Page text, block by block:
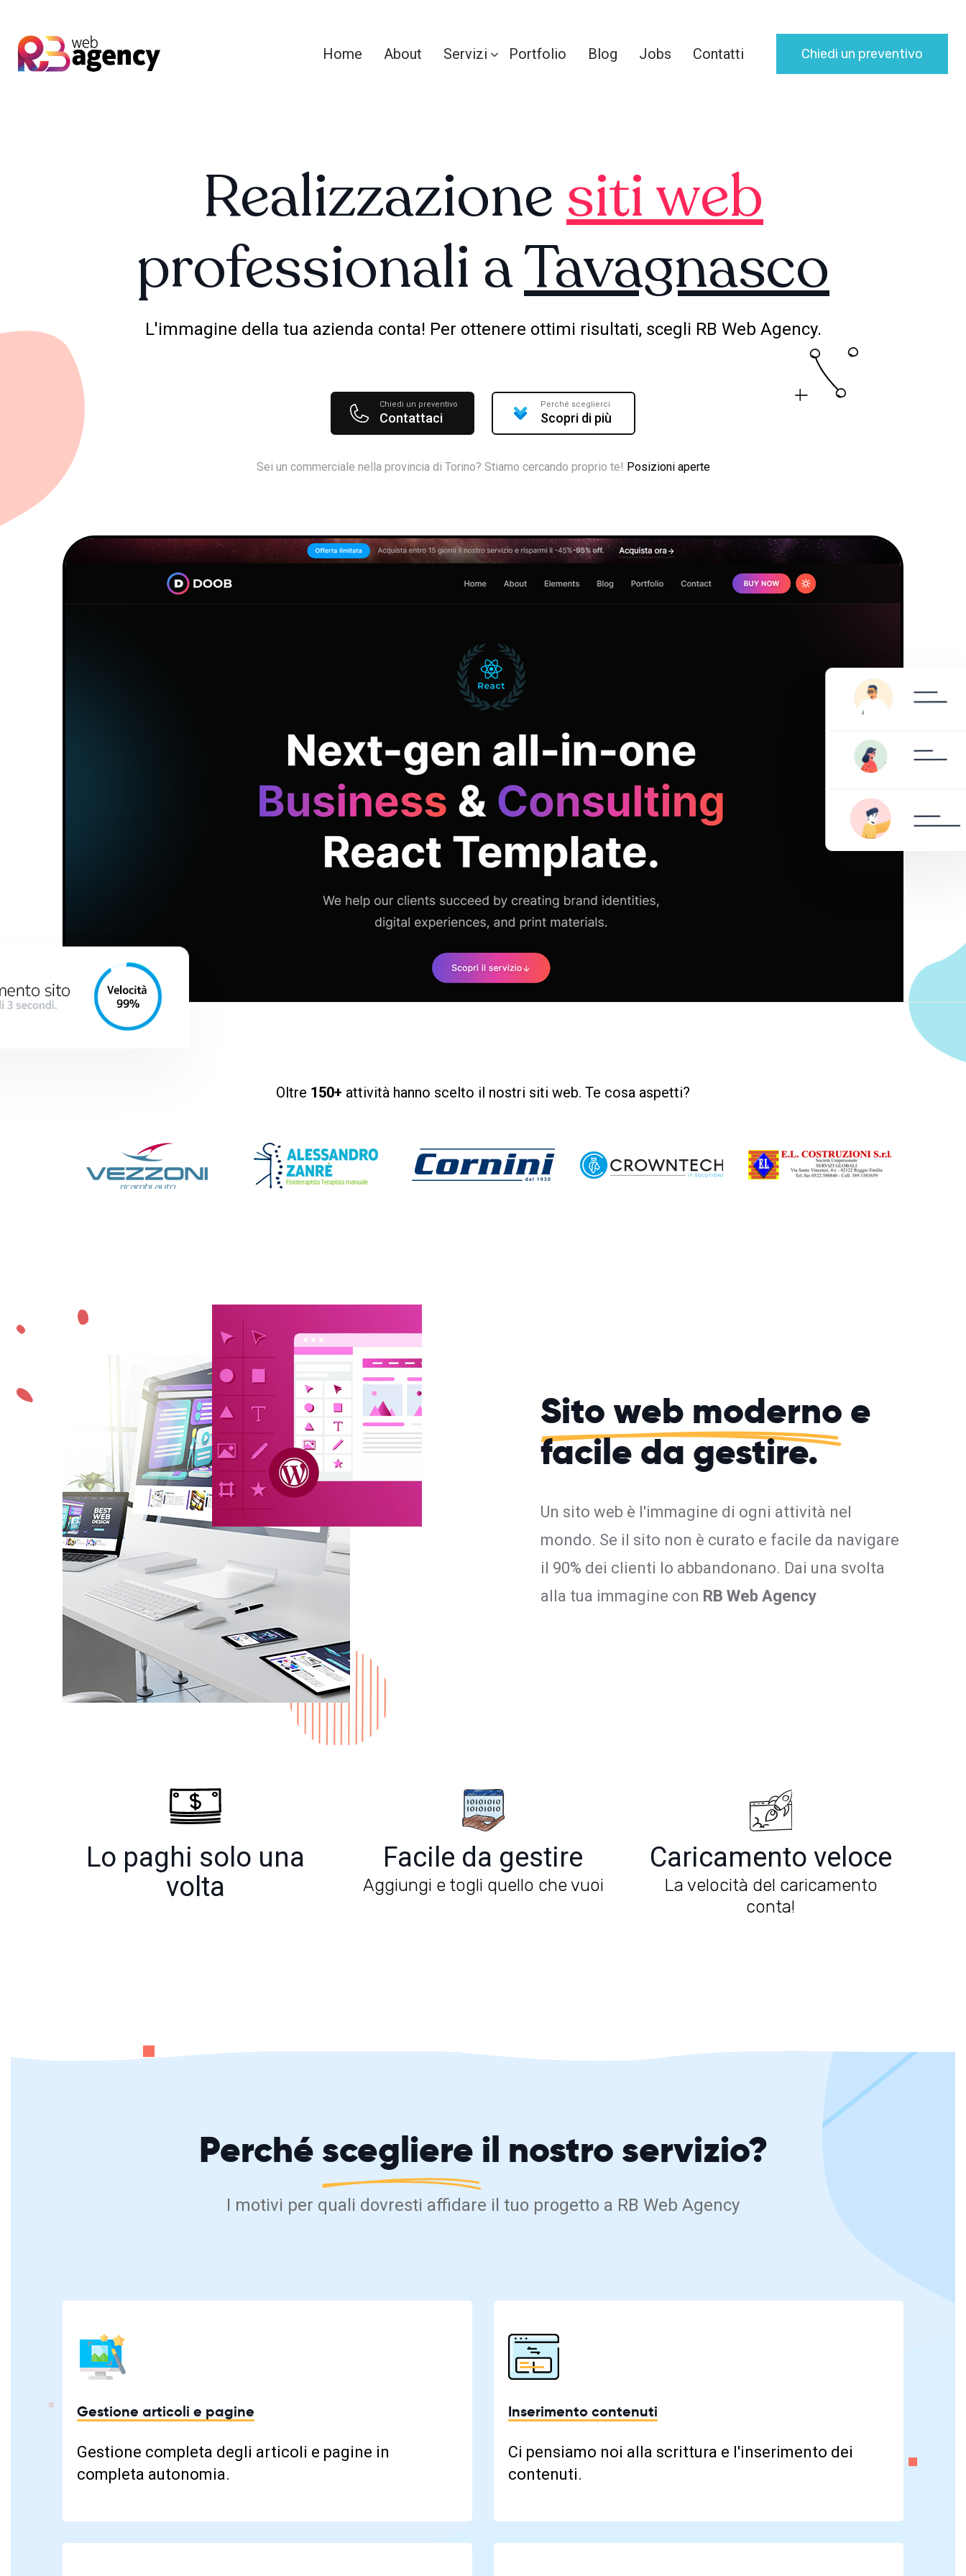
Home About Servizi Portfolio Blog Jobs Contatti Chiedi un preventivo
Realizzazionesiti web
professionali aTavagnasco
L'immagine della tua azienda conta! Per ottenere ottimi risultati, scegli RB Web Agency.
Chiedi un preventivo
Contattaci
Perché sceglierci
Scopri di più
Sei un commerciale nella provincia di Torino? Stiamo cercando proprio te! Posizioni aperte
Oltre 150+ attività hanno scelto il nostri siti web. Te cosa aspetti?
Sito web moderno e
facile da gestire.
Un sito web è l'immagine di ogni attività nel
mondo. Se il sito non è curato e facile da navigare
il 90% dei clienti lo abbandonano. Dai una svolta
alla tua immagine con RB Web Agency
Lo paghi solo una
volta
Facile da gestire
Aggiungi e togli quello che vuoi
Caricamento veloce
La velocità del caricamento
conta!
Perché scegliere il nostro servizio?
I motivi per quali dovresti affidare il tuo progetto a RB Web Agency
Gestione articoli e pagine
Gestione completa degli articoli e pagine in
completa autonomia.
Inserimento contenuti
Ci pensiamo noi alla scrittura e l'inserimento dei
contenuti.